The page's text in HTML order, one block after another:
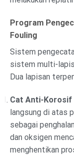
Program
Fouling
Sistem
sistem multi-lapis
Dua lapisan
Cat Anti-
langsung di atas
sebagai
dan oksigen
menghentikan